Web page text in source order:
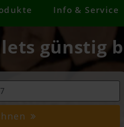
Info & Service
günstig